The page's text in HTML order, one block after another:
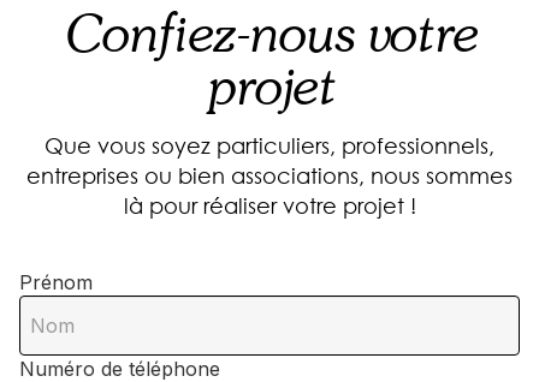
Confiez-nous votre
projet
Que vous soyez particuliers, professionnels,
entreprises ou bien associations, nous sommes
là pour réaliser votre projet !
Prénom
Numéro de téléphone